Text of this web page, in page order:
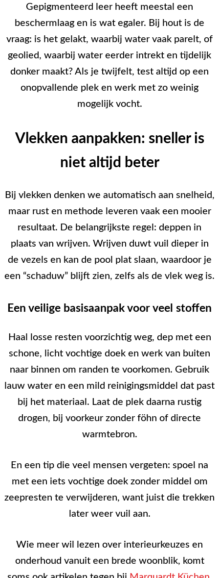
Gepigmenteerd leer heeft meestal een
beschermlaag en is wat egaler. Bij hout is de
vraag: is het gelakt, waarbij water vaak parelt, of
geolied, waarbij water eerder intrekt en tijdelijk
donker maakt? Als je twijfelt, test altijd op een
onopvallende plek en werk met zo weinig
mogelijk vocht.
Vlekken aanpakken: sneller is
niet altijd beter
Bij vlekken denken we automatisch aan snelheid,
maar rust en methode leveren vaak een mooier
resultaat. De belangrijkste regel: deppen in
plaats van wrijven. Wrijven duwt vuil dieper in
de vezels en kan de pool plat slaan, waardoor je
een “schaduw” blijft zien, zelfs als de vlek weg is.
Een veilige basisaanpak voor veel stoffen
Haal losse resten voorzichtig weg, dep met een
schone, licht vochtige doek en werk van buiten
naar binnen om randen te voorkomen. Gebruik
lauw water en een mild reinigingsmiddel dat past
bij het materiaal. Laat de plek daarna rustig
drogen, bij voorkeur zonder föhn of directe
warmtebron.
En een tip die veel mensen vergeten: spoel na
met een iets vochtige doek zonder middel om
zeepresten te verwijderen, want juist die trekken
later weer vuil aan.
Wie meer wil lezen over interieurkeuzes en
onderhoud vanuit een brede woonblik, komt